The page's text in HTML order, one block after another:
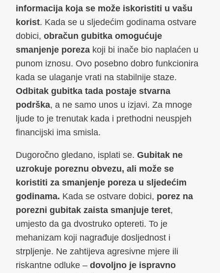
informacija koja se može iskoristiti u vašu
korist. Kada se u sljedećim godinama ostvare
dobici, obračun gubitka omogućuje
smanjenje poreza koji bi inače bio naplaćen u
punom iznosu. Ovo posebno dobro funkcionira
kada se ulaganje vrati na stabilnije staze.
Odbitak gubitka tada postaje stvarna
podrška, a ne samo unos u izjavi. Za mnoge
ljude to je trenutak kada i prethodni neuspjeh
financijski ima smisla.
Dugoročno gledano, isplati se. Gubitak ne
uzrokuje poreznu obvezu, ali može se
koristiti za smanjenje poreza u sljedećim
godinama. Kada se ostvare dobici, porez na
porezni gubitak zaista smanjuje teret,
umjesto da ga dvostruko optereti. To je
mehanizam koji nagrađuje dosljednost i
strpljenje. Ne zahtijeva agresivne mjere ili
riskantne odluke – dovoljno je ispravno